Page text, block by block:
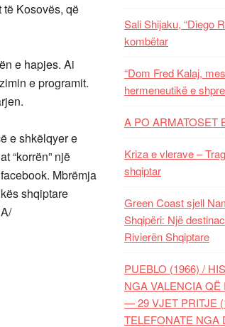
Kosovës, që
e hapjes. Ai
e programit.
e shkëlqyer e
“korrën” një
Mbrëmja
shqiptare
Sali Shijaku, “Diego
kombëtar
“Dom Fred Kalaj,
hermeneutikë e
A PO ARMATOSET
Kriza e vlerave –
shqiptar
Green Coast sjell
Shqipëri: Një
Rivierën Shqiptare
PUEBLO (1966) /
NGA VALENCIA
— 29 VJET PRITJE
TELEFONATE NGA